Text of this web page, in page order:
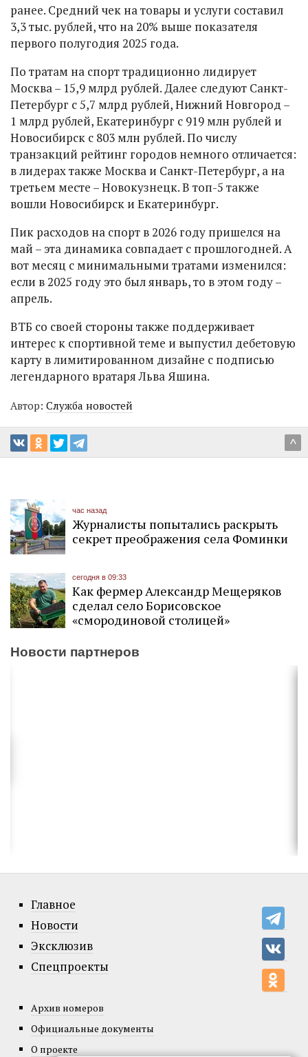
ранее. Средний чек на товары и услуги составил
3,3 тыс. рублей, что на 20% выше показателя
первого полугодия 2025 года.
По тратам на спорт традиционно лидирует
Москва – 15,9 млрд рублей. Далее следуют Санкт-
Петербург с 5,7 млрд рублей, Нижний Новгород –
1 млрд рублей, Екатеринбург с 919 млн рублей и
Новосибирск с 803 млн рублей. По числу
транзакций рейтинг городов немного отличается:
в лидерах также Москва и Санкт-Петербург, а на
третьем месте – Новокузнецк. В топ-5 также
вошли Новосибирск и Екатеринбург.
Пик расходов на спорт в 2026 году пришелся на
май – эта динамика совпадает с прошлогодней. А
вот месяц с минимальными тратами изменился:
если в 2025 году это был январь, то в этом году –
апрель.
ВТБ со своей стороны также поддерживает
интерес к спортивной теме и выпустил дебетовую
карту в лимитированном дизайне с подписью
легендарного вратаря Льва Яшина.
Автор: Служба новостей
^
час назад
Журналисты попытались раскрыть
секрет преображения села Фоминки
сегодня в 09:33
Как фермер Александр Мещеряков
сделал село Борисовское
«смородиновой столицей»
Новости партнеров
Главное
Новости
Эксклюзив
Спецпроекты
Архив номеров
Официальные документы
О проекте